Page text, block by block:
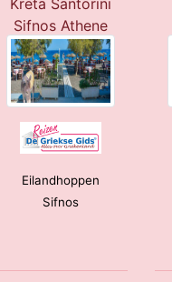
Sifnos Athene
***
Eilandhoppen
Sifnos